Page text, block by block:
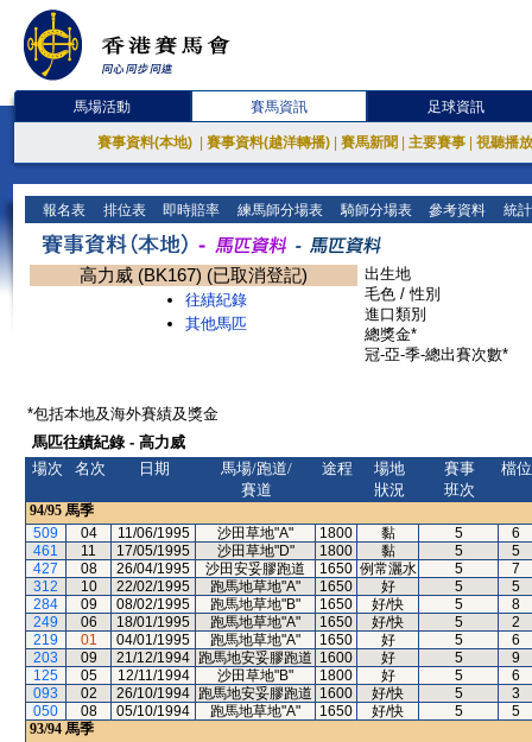
馬場活動 賽馬資訊 足球資訊
賽事資料(本地) 賽事資料(越洋轉播) 賽馬新聞 主要賽事 視聽播
報名表 排位表 即時賠率 練馬師分場表 騎師分場表 參考資料 統
高力威 (BK167) (已取消登記)
往績紀錄
其他馬匹
出生地
毛色 / 性別
進口類別
總獎金*
冠-亞-季-總出賽次數*
*包括本地及海外賽績及獎金
馬匹往績紀錄 - 高力威
場次
名次 日期
馬場/跑道/
賽道
途程
場地
狀況
賽事
班次
檔位
94/95 馬季
509
04 11/06/1995 沙田草地"A" 1800 黏 5
6
461
11 17/05/1995 沙田草地"D" 1800 黏 5
5
427
08 26/04/1995 沙田安妥膠跑道 1650 例常灑水 5
7
312
10 22/02/1995 跑馬地草地"A" 1650 好 5
5
284
09 08/02/1995 跑馬地草地"B" 1650 好/快 5
8
249
06 18/01/1995 跑馬地草地"A" 1650 好/快 5
2
219
01 04/01/1995 跑馬地草地"A" 1650 好 5
6
203
09 21/12/1994 跑馬地安妥膠跑道 1600 好 5
9
125
05 12/11/1994 沙田草地"B" 1800 好 5
6
093
02 26/10/1994 跑馬地安妥膠跑道 1600 好/快 5
3
050
08 05/10/1994 跑馬地草地"A" 1650 好/快 5
5
93/94 馬季